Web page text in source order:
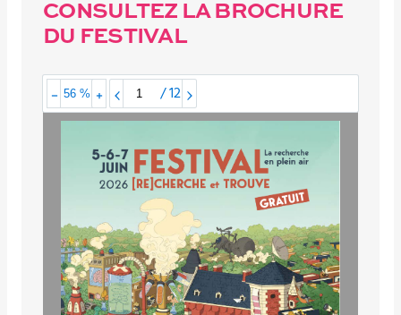
CONSULTEZ LA BROCHURE
DU FESTIVAL
56 % /12